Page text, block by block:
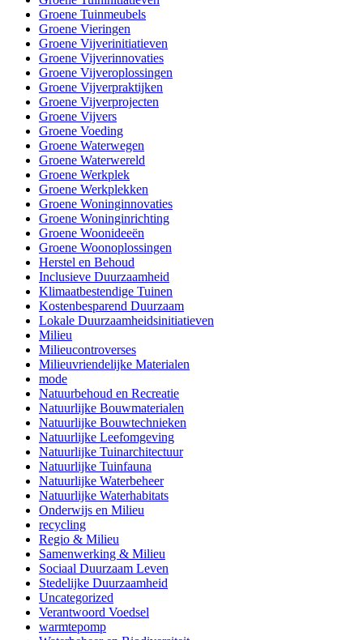
Groene Tuinmeubels
Groene Vieringen
Groene Vijverinitiatieven
Groene Vijverinnovaties
Groene Vijveroplossingen
Groene Vijverpraktijken
Groene Vijverprojecten
Groene Vijvers
Groene Voeding
Groene Waterwegen
Groene Waterwereld
Groene Werkplek
Groene Werkplekken
Groene Woninginnovaties
Groene Woninginrichting
Groene Woonideeën
Groene Woonoplossingen
Herstel en Behoud
Inclusieve Duurzaamheid
Klimaatbestendige Tuinen
Kostenbesparend Duurzaam
Lokale Duurzaamheidsinitiatieven
Milieu
Milieucontroverses
Milieuvriendelijke Materialen
mode
Natuurbehoud en Recreatie
Natuurlijke Bouwmaterialen
Natuurlijke Bouwtechnieken
Natuurlijke Leefomgeving
Natuurlijke Tuinarchitectuur
Natuurlijke Tuinfauna
Natuurlijke Waterbeheer
Natuurlijke Waterhabitats
Onderwijs en Milieu
recycling
Regio & Milieu
Samenwerking & Milieu
Sociaal Duurzaam Leven
Stedelijke Duurzaamheid
Uncategorized
Verantwoord Voedsel
warmtepomp